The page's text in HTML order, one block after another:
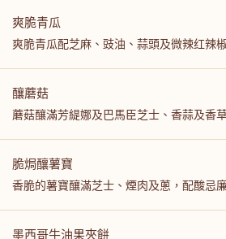
爽脆青瓜
爽脆青瓜配芝麻、豉油、蒜頭及微辣红辣
釀蘑菇
蘑菇釀滿芳緹娜及巴馬臣芝士、香蒜及香
脆焗釀薯寶
香脆的薯寶釀滿芝士、煙肉及蔥，配酸忌廉
墨西哥牛油果夾餅